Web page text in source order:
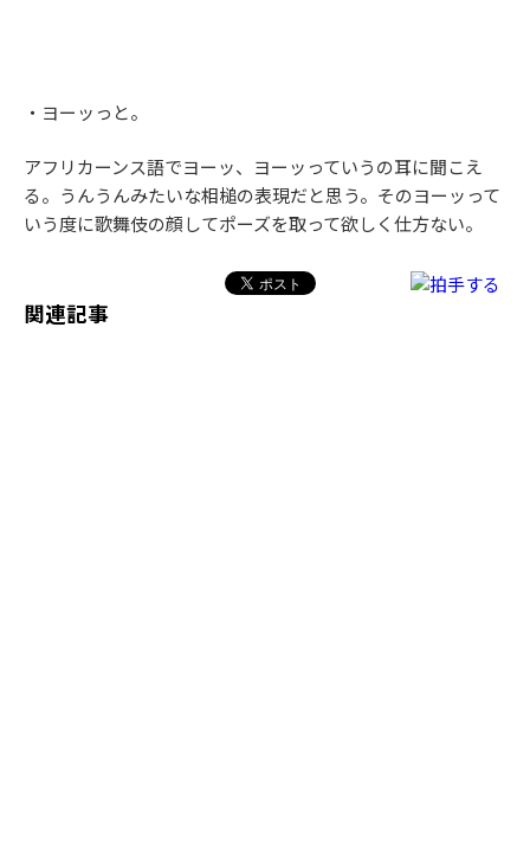
・ヨーッっと。
アフリカーンス語でヨーッ、ヨーッっていうの耳に聞こえ
る。うんうんみたいな相槌の表現だと思う。そのヨーッって
いう度に歌舞伎の顔してポーズを取って欲しく仕方ない。
関連記事